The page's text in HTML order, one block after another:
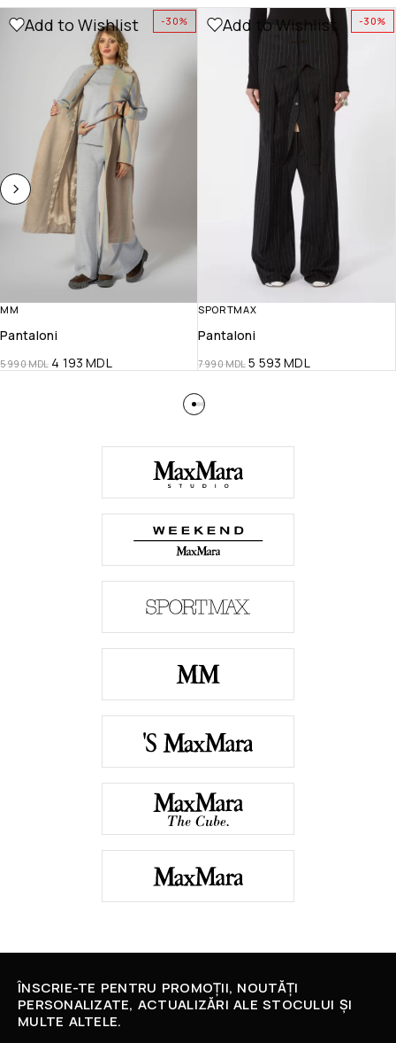
-30%
Add to Wishlist
MM
Pantaloni
5 990MDL 4 193MDL
-30%
Add to Wishlist
SPORTMAX
Pantaloni
7 990MDL 5 593MDL
ÎNSCRIE-TE PENTRU PROMOȚII, NOUTĂȚI
PERSONALIZATE, ACTUALIZĂRI ALE STOCULUI ȘI
MULTE ALTELE.